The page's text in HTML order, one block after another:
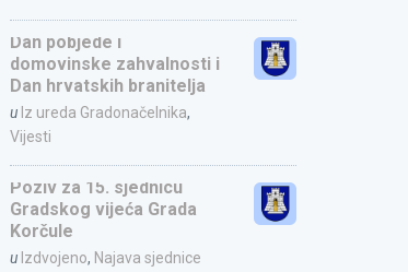
Dan pobjede i
domovinske zahvalnosti i
Dan hrvatskih branitelja
u Iz ureda Gradonačelnika,
Vijesti
Poziv za 15. sjednicu
Gradskog vijeća Grada
Korčule
u Izdvojeno, Najava sjednice